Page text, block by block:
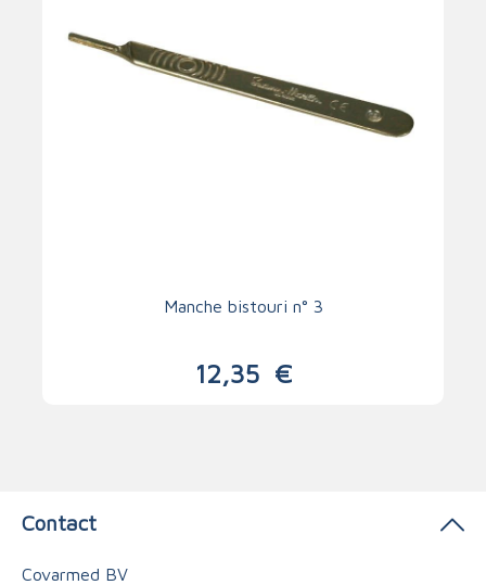
Manche bistouri n° 3
12,35 €
Contact
Covarmed BV